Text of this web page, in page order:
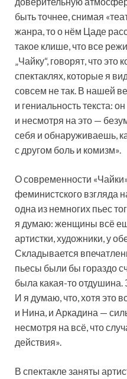
быть точнее, снимая
жанра, то о нём Цаде
такое клише, что все
„Чайку“, говорят, что
спектаклях, которые я
совсем не так. В нашей
и гениальность текста:
и несмотря на это —
себя и обнаруживаешь,
с другом боль и комизм».
О современности
феминистского взгляда
одна из немногих пьес
я думаю: женщины всё
артистки, художники, у
Складывается
пьесы были бы гораздо
была какая-то отдушина.
И я думаю, что, хотя это
и Нина, и Аркадина —
несмотря на всё, что
действия».
В спектакле заняты